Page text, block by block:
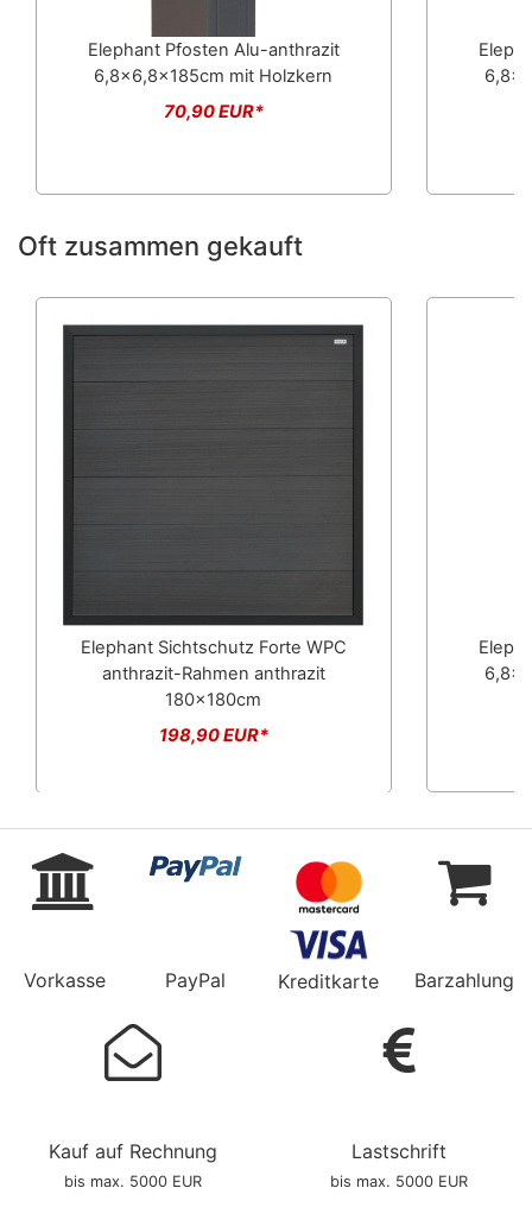
Elephant Pfosten Alu-anthrazit
6,8x6,8x185cm mit Holzkern
70,90 EUR*
Oft zusammen gekauft
Elephant Sichtschutz Forte WPC
anthrazit-Rahmen anthrazit
180x180cm
198,90 EUR*
Vorkasse PayPal Kreditkarte Barzahlung
Kauf auf Rechnung
bis max. 5000 EUR
Lastschrift
bis max. 5000 EUR